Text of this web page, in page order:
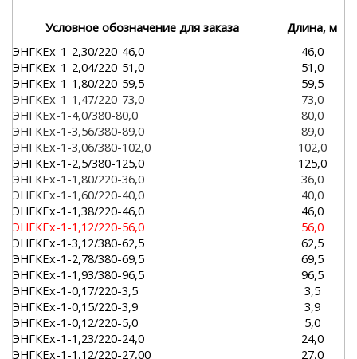
Условное обозначение для заказа
Длина, м
ЭНГКЕх-1-2,30/220-46,0
46,0
ЭНГКЕх-1-2,04/220-51,0
51,0
ЭНГКЕх-1-1,80/220-59,5
59,5
ЭНГКЕх-1-1,47/220-73,0
73,0
ЭНГКЕх-1-4,0/380-80,0
80,0
ЭНГКЕх-1-3,56/380-89,0
89,0
ЭНГКЕх-1-3,06/380-102,0
102,0
ЭНГКЕх-1-2,5/380-125,0
125,0
ЭНГКЕх-1-1,80/220-36,0
36,0
ЭНГКЕх-1-1,60/220-40,0
40,0
ЭНГКЕх-1-1,38/220-46,0
46,0
ЭНГКЕх-1-1,12/220-56,0
56,0
ЭНГКЕх-1-3,12/380-62,5
62,5
ЭНГКЕх-1-2,78/380-69,5
69,5
ЭНГКЕх-1-1,93/380-96,5
96,5
ЭНГКЕх-1-0,17/220-3,5
3,5
ЭНГКЕх-1-0,15/220-3,9
3,9
ЭНГКЕх-1-0,12/220-5,0
5,0
ЭНГКЕх-1-1,23/220-24,0
24,0
ЭНГКЕх-1-1,12/220-27,00
27,0